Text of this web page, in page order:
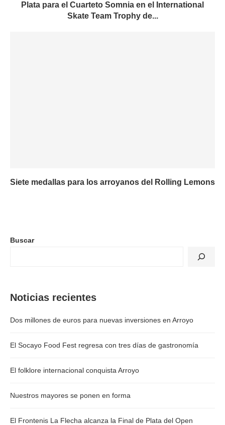
Plata para el Cuarteto Somnia en el International
Skate Team Trophy de...
Siete medallas para los arroyanos del Rolling Lemons
Buscar
Noticias recientes
Dos millones de euros para nuevas inversiones en Arroyo
El Socayo Food Fest regresa con tres días de gastronomía
El folklore internacional conquista Arroyo
Nuestros mayores se ponen en forma
El Frontenis La Flecha alcanza la Final de Plata del Open